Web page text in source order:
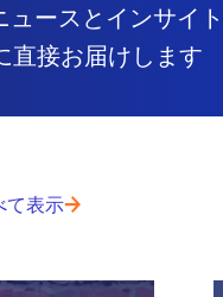
ュースとインサイト
直接お届けします
て表示